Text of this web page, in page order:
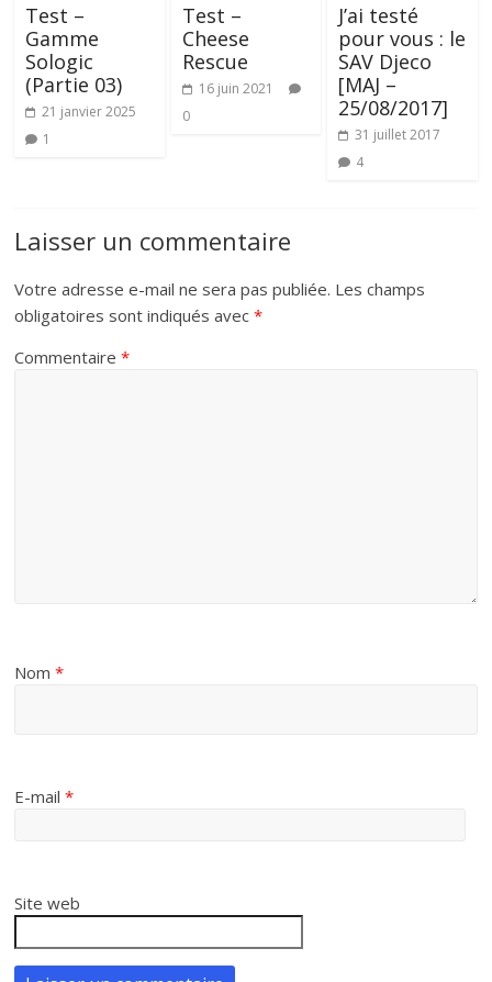
Test –
Gamme
Sologic
(Partie 03)
21 janvier 2025
1
Test –
Cheese
Rescue
16 juin 2021
0
J’ai testé
pour vous : le
SAV Djeco
[MAJ –
25/08/2017]
31 juillet 2017
4
Laisser un commentaire
Votre adresse e-mail ne sera pas publiée. Les champs
obligatoires sont indiqués avec*
Commentaire*
Nom*
E-mail*
Site web